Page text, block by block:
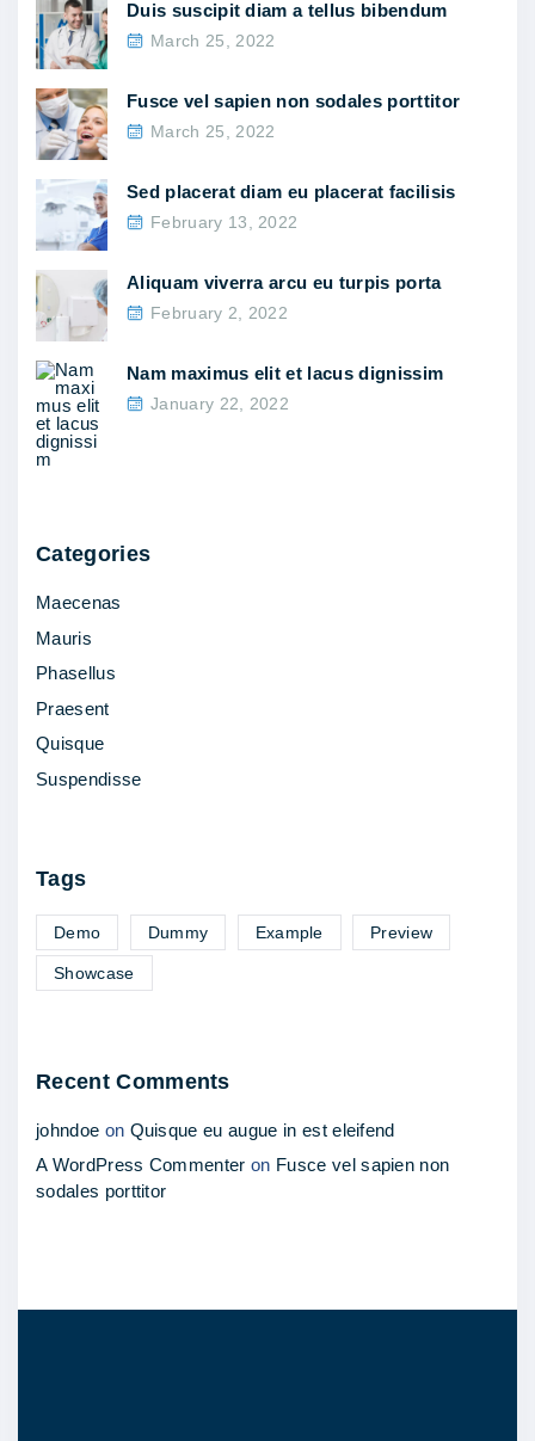
u
e
n
m
n
s
t
Duis suscipit diam a tellus bibendum
March 25, 2022
Fusce vel sapien non sodales porttitor
March 25, 2022
Sed placerat diam eu placerat facilisis
February 13, 2022
Aliquam viverra arcu eu turpis porta
February 2, 2022
Nam maximus elit et lacus dignissim
January 22, 2022
Categories
Maecenas
Mauris
Phasellus
Praesent
Quisque
Suspendisse
Tags
Demo Dummy Example Preview
Showcase
Recent Comments
johndoe on Quisque eu augue in est eleifend
A WordPress Commenter on Fusce vel sapien non
sodales porttitor